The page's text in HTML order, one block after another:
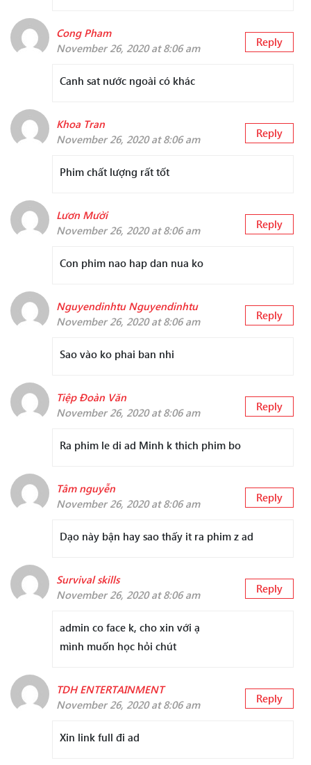
Cong Pham
November 26, 2020 at 8:06 am
Reply
Canh sat nước ngoài có khác
Khoa Tran
November 26, 2020 at 8:06 am
Reply
Phim chất lượng rất tốt
Lươn Mười
November 26, 2020 at 8:06 am
Reply
Con phim nao hap dan nua ko
Nguyendinhtu Nguyendinhtu
November 26, 2020 at 8:06 am
Reply
Sao vào ko phai ban nhi
Tiệp Đoàn Văn
November 26, 2020 at 8:06 am
Reply
Ra phim le di ad Minh k thich phim bo
Tâm nguyễn
November 26, 2020 at 8:06 am
Reply
Dạo này bận hay sao thấy it ra phim z ad
Survival skills
November 26, 2020 at 8:06 am
Reply
admin co face k, cho xin với ạ
mình muốn học hỏi chút
TDH ENTERTAINMENT
November 26, 2020 at 8:06 am
Reply
Xin link full đi ad